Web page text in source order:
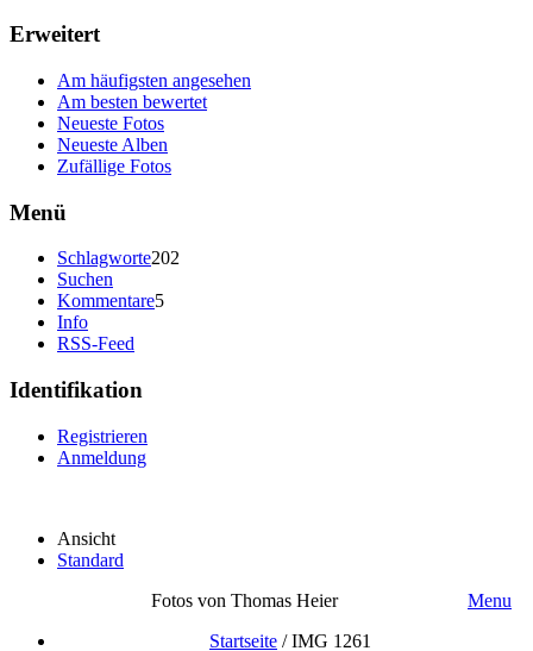
Erweitert
Am häufigsten angesehen
Am besten bewertet
Neueste Fotos
Neueste Alben
Zufällige Fotos
Menü
Schlagworte202
Suchen
Kommentare5
Info
RSS-Feed
Identifikation
Registrieren
Anmeldung
Ansicht
Standard
Fotos von Thomas Heier
Menu
Startseite /IMG 1261